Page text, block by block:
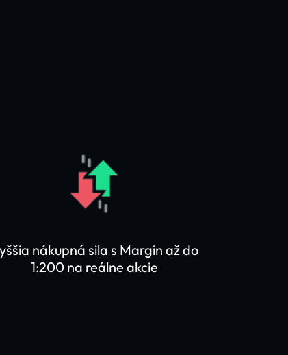
nákupná sila s Margin až do
1:200 na reálne akcie